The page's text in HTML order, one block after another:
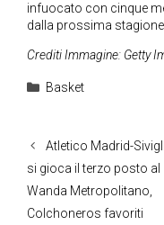
infuocato con cinque
dalla prossima
Crediti Immagine: Getty
Categorie
Basket
Atletico Madrid-
si gioca il terzo posto al
Wanda Metropolitano,
Colchoneros favoriti